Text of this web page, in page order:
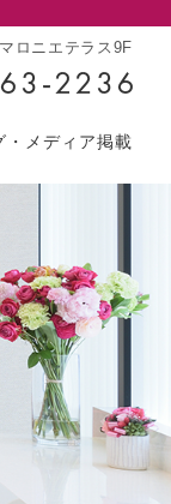
ロニエテラス9F
・メディア掲載